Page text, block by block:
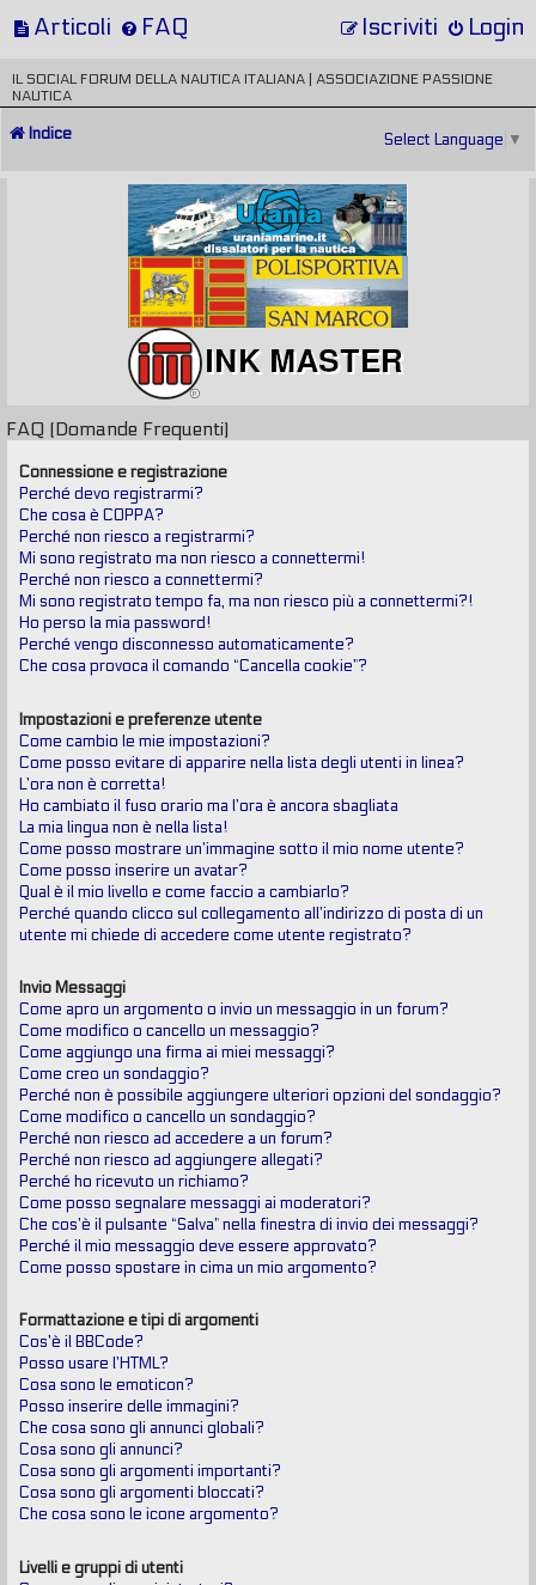
Articoli FAQ Login
Iscriviti
IL SOCIAL FORUM DELLA NAUTICA ITALIANA | ASSOCIAZIONE PASSIONE
NAUTICA
Indice Select Language ▼
FAQ (Domande Frequenti)
Connessione e registrazione
Perché devo registrarmi?
Che cosa è COPPA?
Perché non riesco a registrarmi?
Mi sono registrato ma non riesco a connettermi!
Perché non riesco a connettermi?
Mi sono registrato tempo fa, ma non riesco più a connettermi?!
Ho perso la mia password!
Perché vengo disconnesso automaticamente?
Che cosa provoca il comando “Cancella cookie”?
Impostazioni e preferenze utente
Come cambio le mie impostazioni?
Come posso evitare di apparire nella lista degli utenti in linea?
L’ora non è corretta!
Ho cambiato il fuso orario ma l’ora è ancora sbagliata
La mia lingua non è nella lista!
Come posso mostrare un’immagine sotto il mio nome utente?
Come posso inserire un avatar?
Qual è il mio livello e come faccio a cambiarlo?
Perché quando clicco sul collegamento all’indirizzo di posta di un
utente mi chiede di accedere come utente registrato?
Invio Messaggi
Come apro un argomento o invio un messaggio in un forum?
Come modifico o cancello un messaggio?
Come aggiungo una firma ai miei messaggi?
Come creo un sondaggio?
Perché non è possibile aggiungere ulteriori opzioni del sondaggio?
Come modifico o cancello un sondaggio?
Perché non riesco ad accedere a un forum?
Perché non riesco ad aggiungere allegati?
Perché ho ricevuto un richiamo?
Come posso segnalare messaggi ai moderatori?
Che cos’è il pulsante “Salva” nella finestra di invio dei messaggi?
Perché il mio messaggio deve essere approvato?
Come posso spostare in cima un mio argomento?
Formattazione e tipi di argomenti
Cos’è il BBCode?
Posso usare l’HTML?
Cosa sono le emoticon?
Posso inserire delle immagini?
Che cosa sono gli annunci globali?
Cosa sono gli annunci?
Cosa sono gli argomenti importanti?
Cosa sono gli argomenti bloccati?
Che cosa sono le icone argomento?
Livelli e gruppi di utenti